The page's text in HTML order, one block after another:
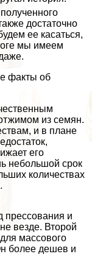
достаточно
ее касаться,
мы имеем
факты об
из семян.
и в плане
его
небольшой срок
количествах
и
везде. Второй
массового
более дешев и